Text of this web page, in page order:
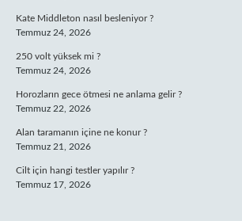
Kate Middleton nasıl besleniyor ?
Temmuz 24, 2026
250 volt yüksek mi ?
Temmuz 24, 2026
Horozların gece ötmesi ne anlama gelir ?
Temmuz 22, 2026
Alan taramanın içine ne konur ?
Temmuz 21, 2026
Cilt için hangi testler yapılır ?
Temmuz 17, 2026